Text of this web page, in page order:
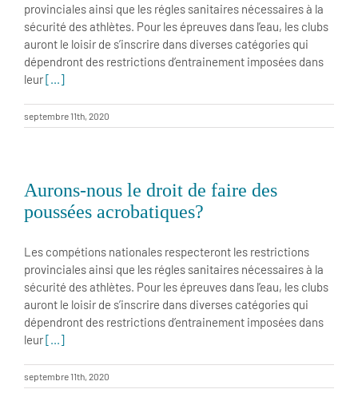
provinciales ainsi que les régles sanitaires nécessaires à la
sécurité des athlètes. Pour les épreuves dans l’eau, les clubs
auront le loisir de s’inscrire dans diverses catégories qui
dépendront des restrictions d’entrainement imposées dans
leur[...]
septembre 11th, 2020
Aurons-nous le droit de faire des
poussées acrobatiques?
Les compétions nationales respecteront les restrictions
provinciales ainsi que les régles sanitaires nécessaires à la
sécurité des athlètes. Pour les épreuves dans l’eau, les clubs
auront le loisir de s’inscrire dans diverses catégories qui
dépendront des restrictions d’entrainement imposées dans
leur[...]
septembre 11th, 2020